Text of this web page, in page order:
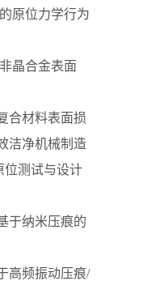
原位力学行为
晶合金表面
合材料表面损
洁净机械制造
位测试与设计
于纳米压痕的
高频振动压痕/